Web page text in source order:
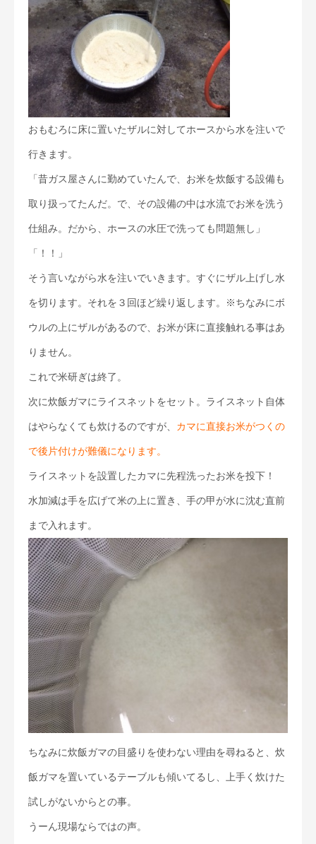
おもむろに床に置いたザルに対してホースから水を注いで
行きます。
「昔ガス屋さんに勤めていたんで、お米を炊飯する設備も
取り扱ってたんだ。で、その設備の中は水流でお米を洗う
仕組み。だから、ホースの水圧で洗っても問題無し」
「！！」
そう言いながら水を注いでいきます。すぐにザル上げし水
を切ります。それを３回ほど繰り返します。※ちなみにボ
ウルの上にザルがあるので、お米が床に直接触れる事はあ
りません。
これで米研ぎは終了。
次に炊飯ガマにライスネットをセット。ライスネット自体
はやらなくても炊けるのですが、 カマに直接お米がつくの
で後片付けが難儀になります。
ライスネットを設置したカマに先程洗ったお米を投下！
水加減は手を広げて米の上に置き、手の甲が水に沈む直前
まで入れます。
ちなみに炊飯ガマの目盛りを使わない理由を尋ねると、炊
飯ガマを置いているテーブルも傾いてるし、上手く炊けた
試しがないからとの事。
うーん現場ならではの声。